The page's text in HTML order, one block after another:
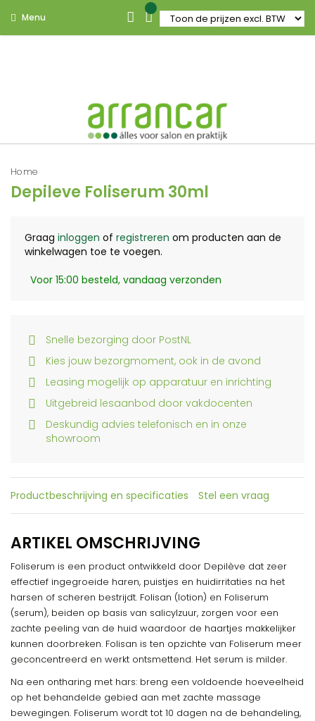
Menu
Home
Depileve Foliserum 30ml
Graag inloggen of registreren om producten aan de
winkelwagen toe te voegen.
Voor 15:00 besteld, vandaag verzonden
Snelle bezorging door PostNL
Kies jouw bezorgmoment, ook in de avond
Leasing mogelijk op apparatuur en inrichting
Uitgebreid lesaanbod door vakdocenten
Deskundig advies telefonisch en in onze
showroom
Productbeschrijving en specificaties Stel een vraag
ARTIKEL OMSCHRIJVING
Foliserum is een product ontwikkeld door Depilève dat zeer
effectief ingegroeide haren, puistjes en huidirritaties na het
harsen of scheren bestrijdt. Folisan (lotion) en Foliserum
(serum), beiden op basis van salicylzuur, zorgen voor een
zachte peeling van de huid waardoor de haartjes makkelijker
kunnen doorbreken. Folisan is ten opzichte van Foliserum meer
geconcentreerd en werkt ontsmettend. Het serum is milder.
Na een ontharing met hars: breng een voldoende hoeveelheid
op het behandelde gebied aan met zachte massage
bewegingen. Foliserum wordt tot 10 dagen na de behandeling,